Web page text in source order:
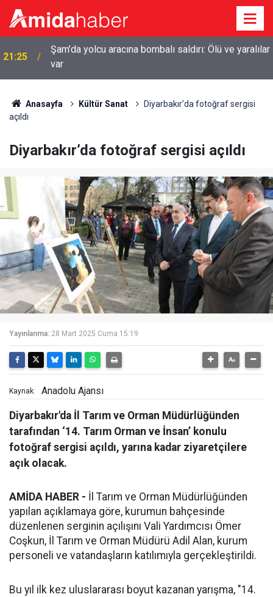
20:44 Diyarbakır’da sulama kanalına giren genç boğuldu
Anasayfa Kültür Sanat
Diyarbakır’da fotoğraf sergisi
açıldı
Diyarbakır’da fotoğraf sergisi açıldı
Yayınlanma: 28 Mart 2025 Cuma 15:19
Kaynak: Anadolu Ajansı
Diyarbakır'da İl Tarım ve Orman Müdürlüğünden
tarafından ‘14. Tarım Orman ve İnsan’ konulu
fotoğraf sergisi açıldı, yarına kadar ziyaretçilere
açık olacak.
AMİDA HABER - İl Tarım ve Orman Müdürlüğünden
yapılan açıklamaya göre, kurumun bahçesinde
düzenlenen serginin açılışını Vali Yardımcısı Ömer
Coşkun, İl Tarım ve Orman Müdürü Adil Alan, kurum
personeli ve vatandaşların katılımıyla gerçekleştirildi.
Bu yıl ilk kez uluslararası boyut kazanan yarışma, "14.